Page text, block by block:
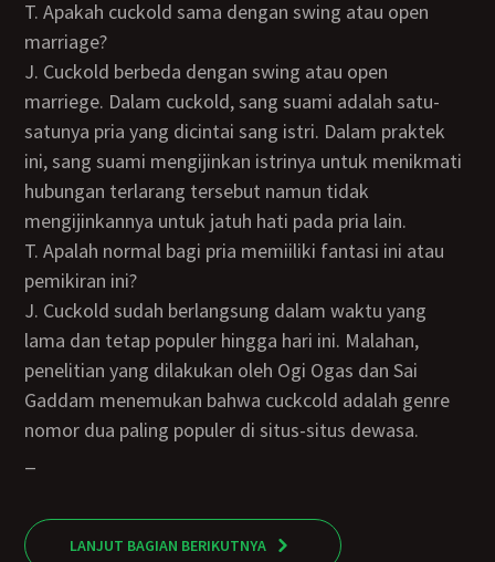
T. Apakah cuckold sama dengan swing atau open
marriage?
J. Cuckold berbeda dengan swing atau open
marriege. Dalam cuckold, sang suami adalah satu-
satunya pria yang dicintai sang istri. Dalam praktek
ini, sang suami mengijinkan istrinya untuk menikmati
hubungan terlarang tersebut namun tidak
mengijinkannya untuk jatuh hati pada pria lain.
T. Apalah normal bagi pria memiiliki fantasi ini atau
pemikiran ini?
J. Cuckold sudah berlangsung dalam waktu yang
lama dan tetap populer hingga hari ini. Malahan,
penelitian yang dilakukan oleh Ogi Ogas dan Sai
Gaddam menemukan bahwa cuckcold adalah genre
nomor dua paling populer di situs-situs dewasa.
LANJUT BAGIAN BERIKUTNYA